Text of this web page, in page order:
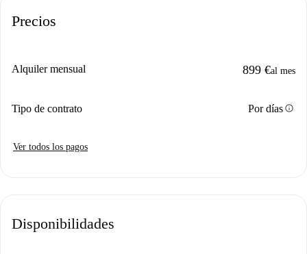
Precios
Alquiler mensual 899 €al mes
Tipo de contrato Por díasinfo
Ver todos los pagos
Disponibilidades